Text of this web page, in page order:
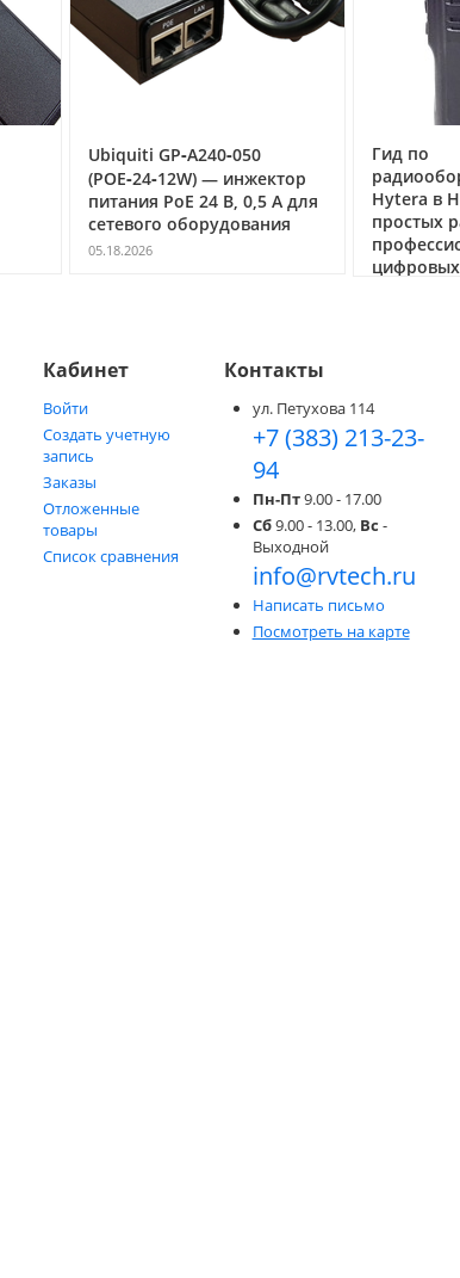
Ubiquiti GP‑A240‑050
(POE‑24‑12W) — инжектор
питания PoE 24 В, 0,5 А для
сетевого оборудования
05.18.2026
Гид по
Hytera в
простых
цифровых
Кабинет
Войти
Создать учетную
запись
Заказы
Отложенные
товары
Список сравнения
Контакты
ул. Петухова 114
+7 (383) 213-23-
94
Пн-Пт9.00 - 17.00
Сб9.00 - 13.00, Вс -
Выходной
info@rvtech.ru
Написать письмо
Посмотреть на карте